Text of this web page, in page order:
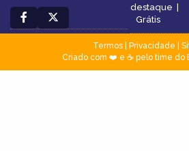
destaque |
Grátis
Termos| Privacidade
Criado com ❤️ e ☕ pelo time do